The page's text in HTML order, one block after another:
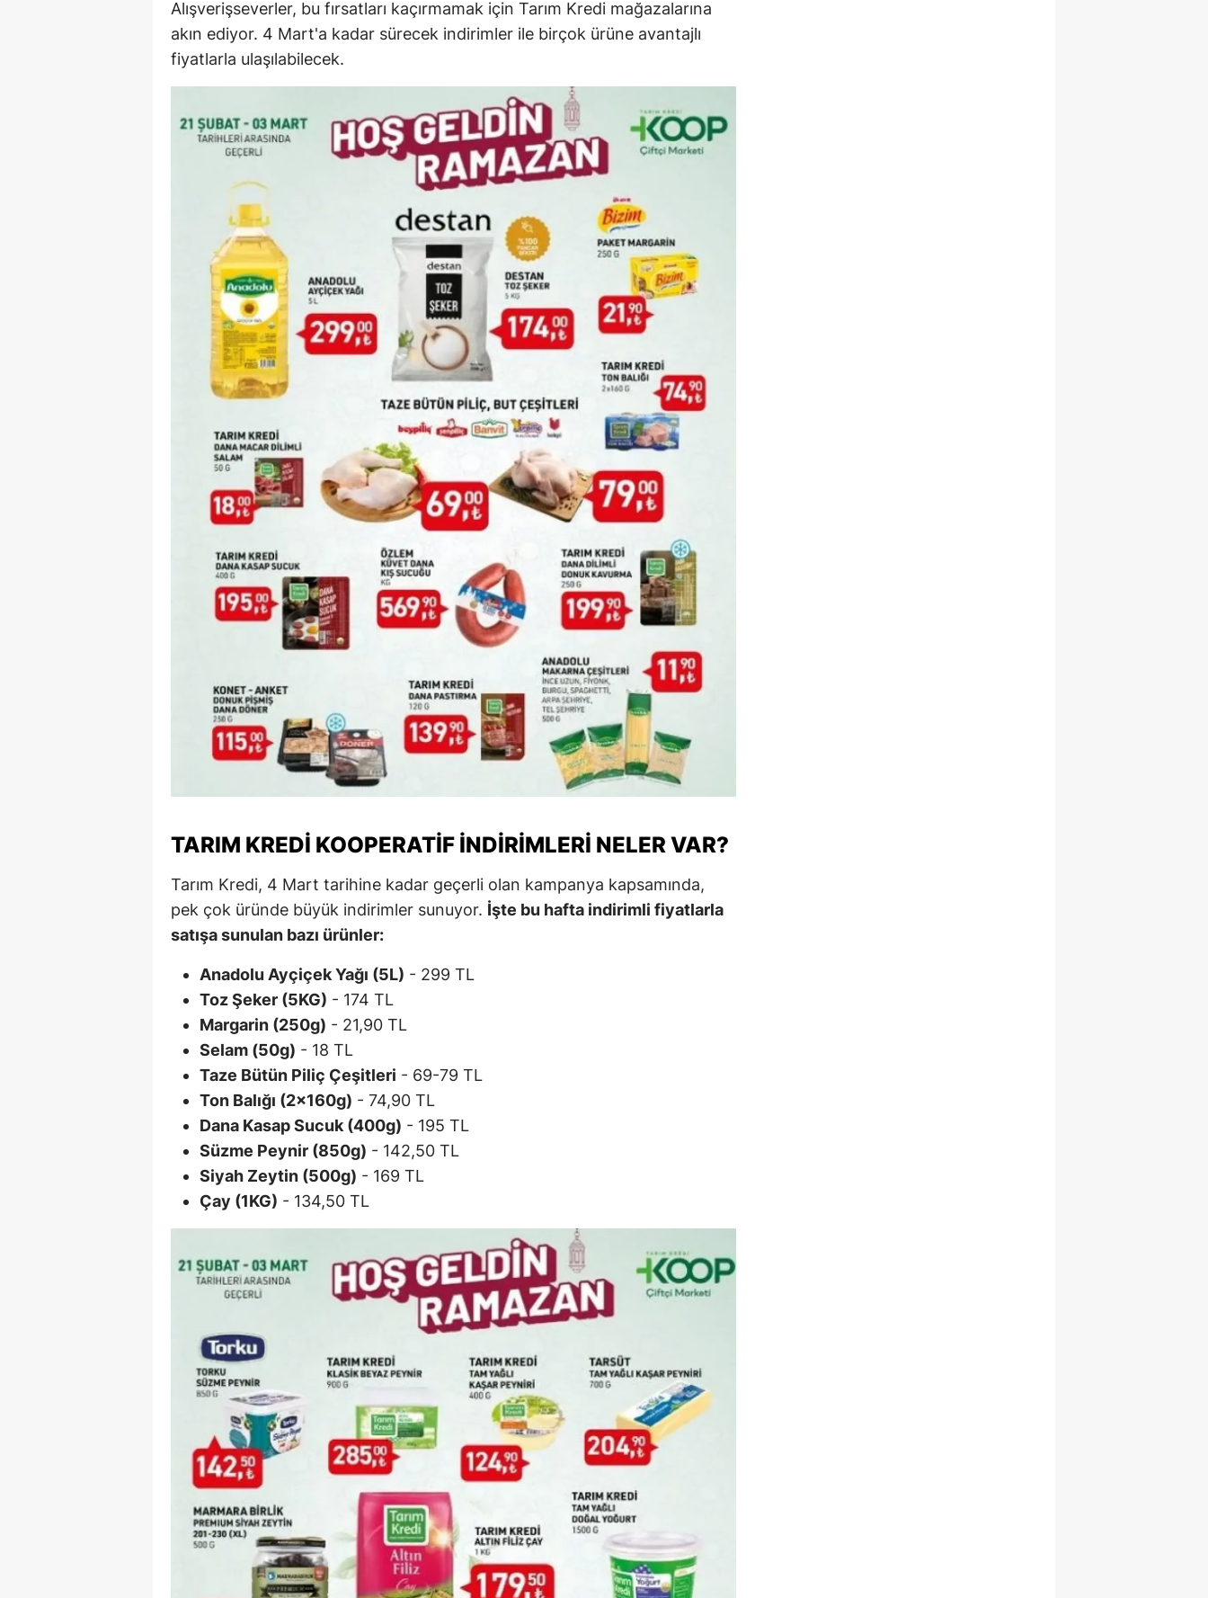
Edirne
Elazığ
Erzincan
Erzurum
Eskişehir
Gaziantep
Giresun
Gümüşhane
Hakkari
Hatay
Isparta
Mersin
İstanbul
İzmir
Kars
Kastamonu
Kayseri
Kırklareli
Kocaeli
Konya
Manisa
Kahramanmaraş
Muğla
Muş
Niğde
Ordu
Rize
Sakarya
Samsun
Siirt
Sinop
Sivas
Tekirdağ
Tokat
Trabzon
Şanlıurfa
Uşak
Van
Alışverişseverler, bu fırsatları kaçırmamak için Tarım Kredi mağazalarına
akın ediyor. 4 Mart'a kadar sürecek indirimler ile birçok ürüne avantajlı
fiyatlarla ulaşılabilecek.
TARIM KREDI KOOPERATIF İNDIRIMLERI NELER VAR?
Tarım Kredi, 4 Mart tarihine kadar geçerli olan kampanya kapsamında,
pek çok üründe büyük indirimler sunuyor. İşte bu hafta indirimli fiyatlarla
satışa sunulan bazı ürünler:
Anadolu Ayçiçek Yağı (5L) - 299 TL
Toz Şeker (5KG) - 174 TL
Margarin (250g) - 21,90 TL
Selam (50g) - 18 TL
Taze Bütün Piliç Çeşitleri - 69-79 TL
Ton Balığı (2x160g) - 74,90 TL
Dana Kasap Sucuk (400g) - 195 TL
Süzme Peynir (850g) - 142,50 TL
Siyah Zeytin (500g) - 169 TL
Çay (1KG) - 134,50 TL